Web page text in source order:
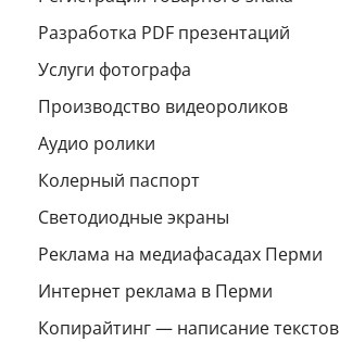
Разработка PDF презентаций
Услуги фотографа
Производство видеороликов
Аудио ролики
Колерный паспорт
Светодиодные экраны
Реклама на медиафасадах Перми
Интернет реклама в Перми
Копирайтинг — написание текстов